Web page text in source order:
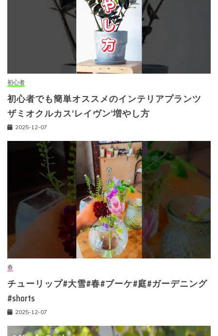
初心者
初心者でも簡単オススメのインテリアプランツ
ザミオクルカス’レイヴン’増やし方
2025-12-07
春
チューリップ#大雪#春#ブーケ#庭#ガーデニング
#shorts
2025-12-07